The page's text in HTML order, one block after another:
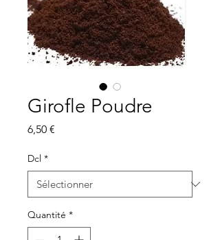
Girofle Poudre
6,50 €
Dcl *
Quantité *